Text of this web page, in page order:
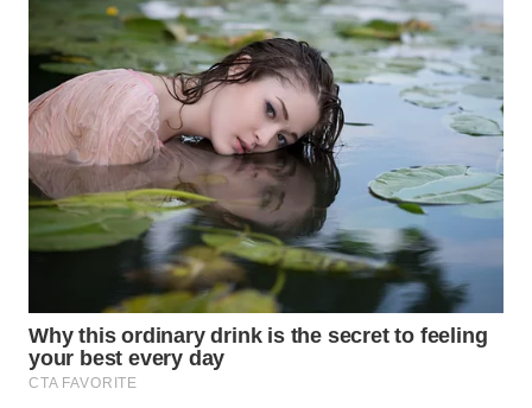
WAHANA
TRAVEL
WAHANA
TV
WAHANANEWS
ID
WAHANANEWS
CO ID
WAHANANEWS